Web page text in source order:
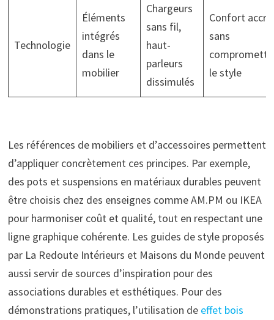
Technologie
Éléments
intégrés
dans le
mobilier
Chargeurs
sans fil,
haut-
parleurs
dissimulés
Confort accru
sans
le style
Les références de mobiliers et d’accessoires permettent
d’appliquer concrètement ces principes. Par exemple,
des pots et suspensions en matériaux durables peuvent
être choisis chez des enseignes comme AM.PM ou IKEA
pour harmoniser coût et qualité, tout en respectant une
ligne graphique cohérente. Les guides de style proposés
par La Redoute Intérieurs et Maisons du Monde peuvent
aussi servir de sources d’inspiration pour des
associations durables et esthétiques. Pour des
démonstrations pratiques, l’utilisation de effet bois